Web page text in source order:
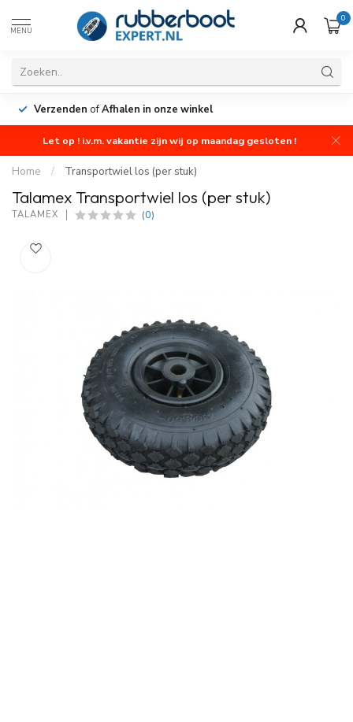
MENU
0
Verzenden ofAfhalen in onze winkel
Let op ! i.v.m. vakantie zijn wij op maandag gesloten !
Home / Transportwiel los (per stuk)
Talamex Transportwiel los (per stuk)
TALAMEX (0)